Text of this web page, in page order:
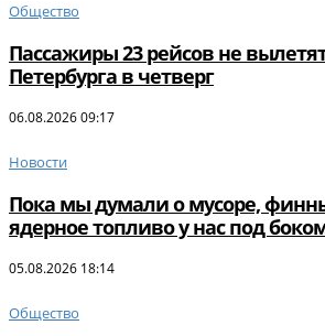
Общество
Пассажиры 23 рейсов не
Петербурга в четверг
06.08.2026 09:17
Новости
Пока мы думали о мусоре,
ядерное топливо у нас под
05.08.2026 18:14
Общество